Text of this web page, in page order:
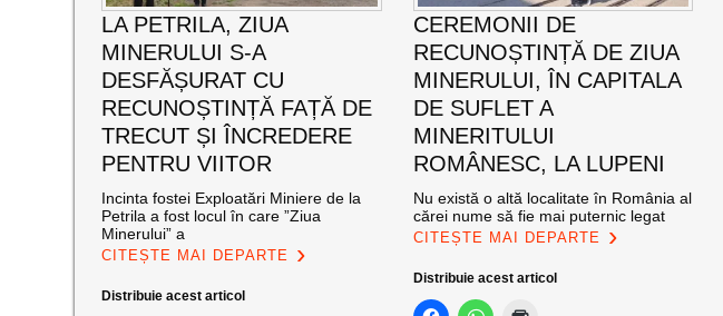
LA PETRILA, ZIUA
MINERULUI S-A
DESFĂȘURAT CU
RECUNOȘTINȚĂ FAȚĂ DE
TRECUT ȘI ÎNCREDERE
PENTRU VIITOR
Incinta fostei Exploatări Miniere de la
Petrila a fost locul în care ”Ziua
Minerului” a
CITEȘTE MAI DEPARTE
Distribuie acest articol
CEREMONII DE
RECUNOȘTINȚĂ DE ZIUA
MINERULUI, ÎN CAPITALA
DE SUFLET A
MINERITULUI
ROMÂNESC, LA LUPENI
Nu există o altă localitate în România al
cărei nume să fie mai puternic legat
CITEȘTE MAI DEPARTE
Distribuie acest articol